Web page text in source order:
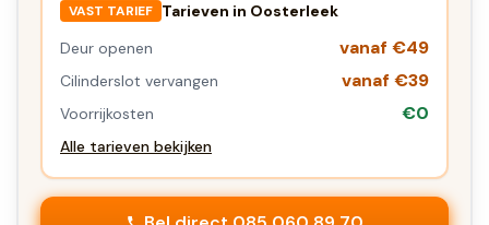
VAST TARIEF Tarieven in Oosterleek
Deur openen
vanaf €49
Cilinderslot vervangen vanaf €39
Voorrijkosten €0
Alle tarieven bekijken